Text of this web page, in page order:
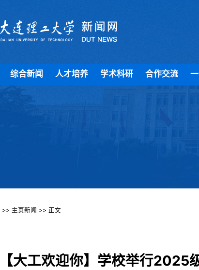
综合新闻 人才培养 学术科研 合作交流
>> 主页新闻 >> 正文
【大工欢迎你】学校举行2025